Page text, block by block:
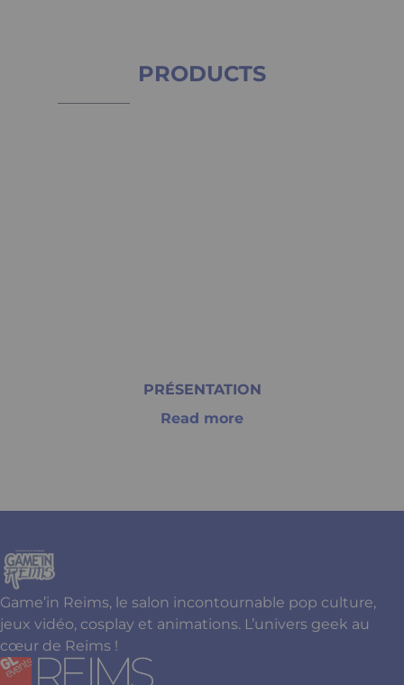
PRODUCTS
PRÉSENTATION
Read more
Game’in Reims, le salon incontournable pop culture,
jeux vidéo, cosplay et animations. L’univers geek au
cœur de Reims !